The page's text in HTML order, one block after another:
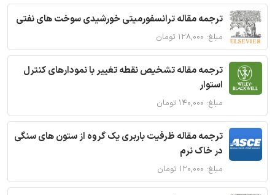
ترجمه مقاله ترانسفورمیتی خورشیدی سوخت های نفتی
مبلغ: ۱۲۸,۰۰۰ تومان
ترجمه مقاله تشخیص نقطه تغییر با نمودارهای کنترل
استوار
مبلغ: ۱۴۰,۰۰۰ تومان
ترجمه مقاله ظرفیت باربری یک گروه از ستون های سنگی
در خاک نرم
مبلغ: ۱۲۰,۰۰۰ تومان